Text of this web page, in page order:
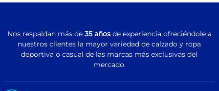
Nos respaldan más de 35 añosde experiencia ofreciéndole a
nuestros clientes la mayor variedad de calzado y ropa
deportiva o casual de las marcas más exclusivas del
mercado.